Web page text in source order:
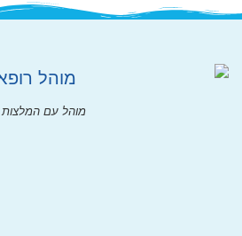
מוהל עם המלצות